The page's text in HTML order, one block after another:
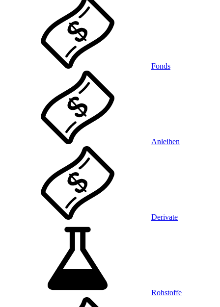
Fonds
Anleihen
Derivate
Rohstoffe